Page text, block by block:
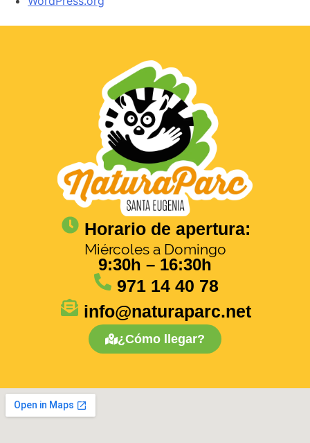
Horario de apertura:
Miércoles a Domingo
9:30h – 16:30h
971 14 40 78
info@naturaparc.net
¿Cómo llegar?